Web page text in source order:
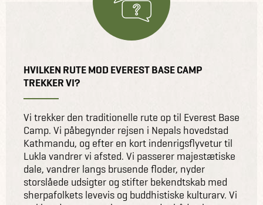
HVILKEN RUTE MOD EVEREST BASE CAMP
TREKKER VI?
Vi trekker den traditionelle rute op til Everest Base
Camp. Vi påbegynder rejsen i Nepals hovedstad
Kathmandu, og efter en kort indenrigsflyvetur til
Lukla vandrer vi afsted. Vi passerer majestætiske
dale, vandrer langs brusende floder, nyder
storslåede udsigter og stifter bekendtskab med
sherpafolkets levevis og buddhistiske kulturarv. Vi